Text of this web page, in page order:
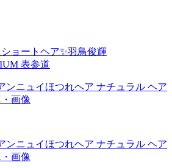
ョートヘア✨羽鳥俊輝
表参道
ンニュイほつれヘア ナチュラル ヘア
画像
ンニュイほつれヘア ナチュラル ヘア
画像